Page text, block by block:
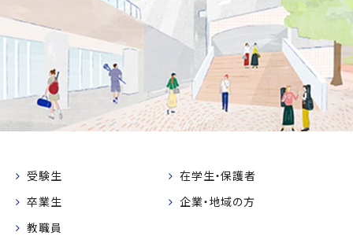
受験生
在学生・保護者
卒業生
企業・地域の方
教職員